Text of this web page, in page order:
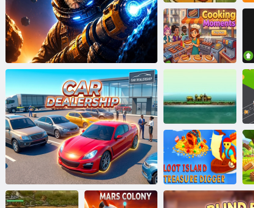
Kremalı Buz
Cevher Fırtınası
Kağıt El
Sanatları
Savaşları
Pişirme Anları
İmparatorluğu
ada